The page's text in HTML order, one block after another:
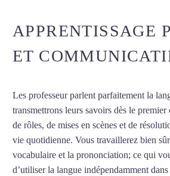
APPRENTISSAGE
ET
Les professeur parlent parfaitement la
transmettrons leurs savoirs dès le
de rôles, de mises en scènes et de
vie quotidienne. Vous travaillerez bien
vocabulaire et la prononciation; ce qui
d’utiliser la langue indépendamment